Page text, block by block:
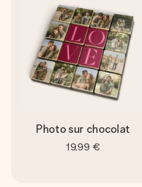
Photo sur chocolat
19,99 €